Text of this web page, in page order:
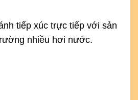
tiếp xúc trực tiếp với sản
nhiều hơi nước.